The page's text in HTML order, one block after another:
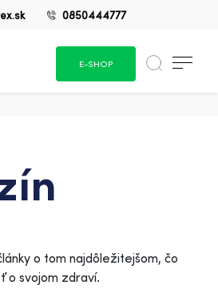
0850444777
E-SHOP
o tom najdôležitejšom, čo
o svojom zdraví.